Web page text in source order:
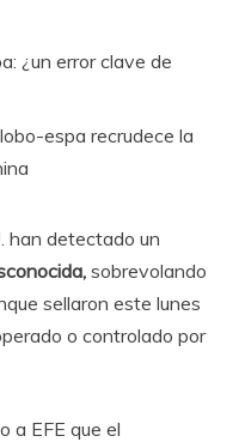
¿un error clave de
espa recrudece la
han detectado un
sobrevolando
sellaron este lunes
o controlado por
a EFE que el